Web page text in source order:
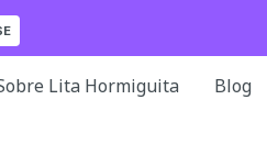
Lita Hormiguita Blog